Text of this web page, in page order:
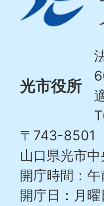
市
Hikari
光市役所
〒743-8501
山口県光市
開庁時間：
開庁日：月